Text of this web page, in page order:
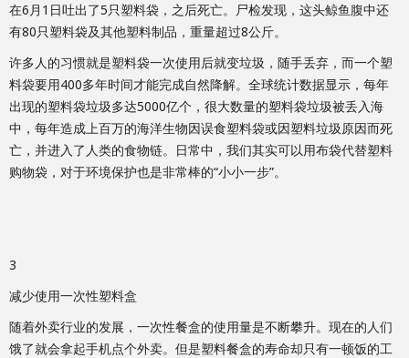
在6月1日吐出了5只塑料袋，之后死亡。尸检发现，这头鲸鱼腹中还
有80只塑料袋及其他塑料制品，重量超过8公斤。
许多人的习惯就是塑料袋一次使用后就变垃圾，随手丢弃，而一个塑
料袋要用400多年时间才能完成自然降解。全球统计数据显示，每年
出现的塑料袋垃圾多达5000亿个，很大数量的塑料袋垃圾被丢入海
中，每年造成上百万的海洋生物因误食塑料袋或因塑料垃圾原因而死
亡，并进入了人类的食物链。日常中，我们其实可以用布袋代替塑料
购物袋，对于环境保护也是非常棒的“小小一步”。
3
减少使用一次性塑料盒
随着外卖行业的发展，一次性餐盒的使用量是不断攀升。现在的人们
饿了就会拿起手机点个外卖。但是塑料餐盒的寿命却只有一顿饭的工